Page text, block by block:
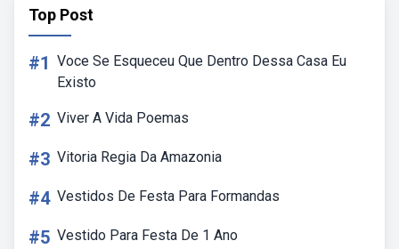
Top Post
#1 Voce Se Esqueceu Que Dentro Dessa Casa Eu
Existo
#2 Viver A Vida Poemas
#3 Vitoria Regia Da Amazonia
#4 Vestidos De Festa Para Formandas
#5 Vestido Para Festa De 1 Ano